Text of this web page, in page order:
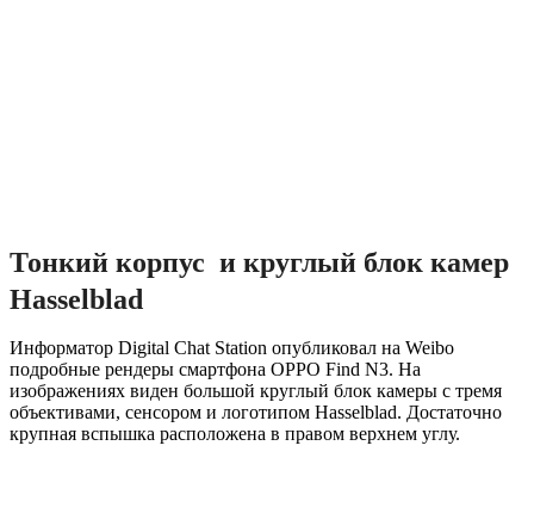
Тонкий корпус и круглый блок камер
Hasselblad
Информатор Digital Chat Station опубликовал на Weibo
подробные рендеры смартфона OPPO Find N3. На
изображениях виден большой круглый блок камеры с тремя
объективами, сенсором и логотипом Hasselblad. Достаточно
крупная вспышка расположена в правом верхнем углу.